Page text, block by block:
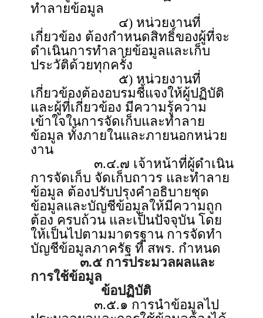
ทำลายข้อมูล
๔) หน่วยงานที่
เกี่ยวข้อง ต้องกำหนดสิทธิ์ของผู้ที่จะ
ดำเนินการทำลายข้อมูลและเก็บ
ประวัติด้วยทุกครั้ง
๕) หน่วยงานที่
เกี่ยวข้องต้องอบรมชี้แจงให้ผู้ปฏิบัติ
และผู้ที่เกี่ยวข้อง มีความรู้ความ
เข้าใจในการจัดเก็บและทำลาย
ข้อมูล ทั้งภายในและภายนอกหน่วย
งาน
๓.๔.๗ เจ้าหน้าที่ผู้ดำเนิน
การจัดเก็บ จัดเก็บถาวร และทำลาย
ข้อมูล ต้องปรับปรุงคำอธิบายชุด
ข้อมูลและบัญชีข้อมูลให้มีความถูก
ต้อง ครบถ้วน และเป็นปัจจุบัน โดย
ให้เป็นไปตามมาตรฐาน การจัดทำ
บัญชีข้อมูลภาครัฐ ที่ สพร. กำหนด
๓.๕ การประมวลผลและ
การใช้ข้อมูล
ข้อปฏิบัติ
๓.๕.๑ การนำข้อมูลไป